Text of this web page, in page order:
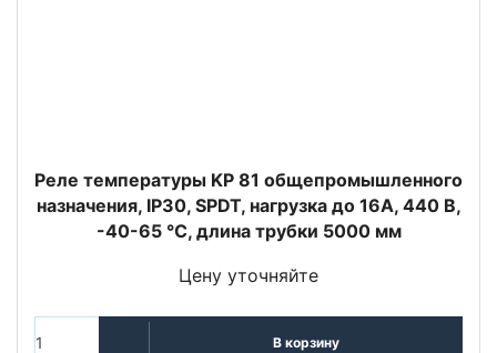
Реле температуры KP 81 общепромышленного
назначения, IP30, SPDT, нагрузка до 16А, 440 В,
-40-65 °C, длина трубки 5000 мм
Цену уточняйте
В корзину